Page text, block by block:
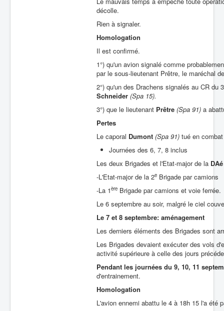
décolle.
Rien à signaler.
Homologation
Il est confirmé.
1°) qu'un avion signalé comme
par le sous-lieutenant Prêtre, le maréchal
2°) qu'un des Drachens signalés au CR
Schneider (Spa 15).
3°) que le lieutenant Prêtre (Spa 91) a
Pertes
Le caporal Dumont (Spa 91) tué en
Journées des 6, 7, 8 inclus
Les deux Brigades et l'Etat-major de la DAé
-L'Etat-major de la 2e Brigade par camions
-La 1ère Brigade par camions et voie ferrée.
Le 6 septembre au soir, malgré le ciel
Le 7 et 8 septembre: aménagement
Les derniers éléments des Brigades sont
Les Brigades devaient exécuter des vols
activité supérieure à celle des jours
Pendant les journées du 9, 10, 11
d'entrainement.
Homologation
L'avion ennemi abattu le 4 à 18h 15 l'a été